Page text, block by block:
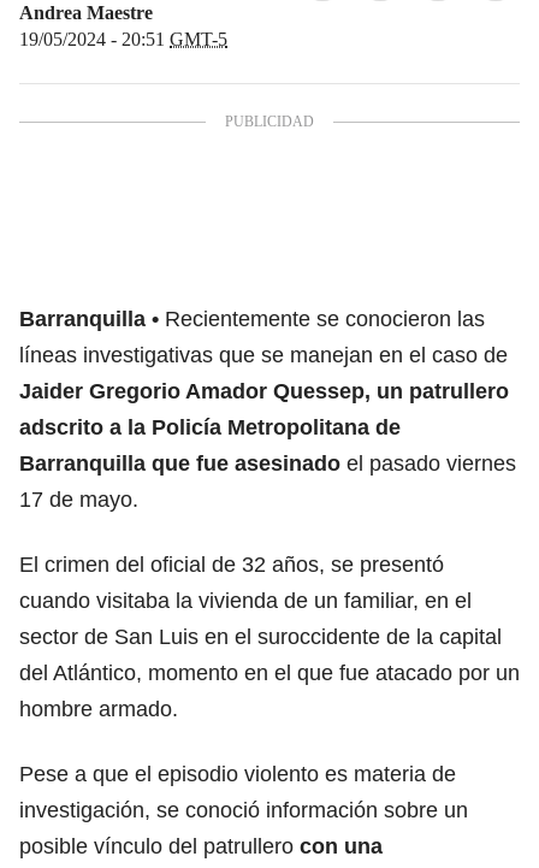
Andrea Maestre
19/05/2024 - 20:51 GMT-5
Barranquilla
Recientemente se conocieron las
líneas investigativas que se manejan en el caso de
Jaider Gregorio Amador Quessep, un patrullero
adscrito a la Policía Metropolitana de
Barranquilla que fue asesinado el pasado viernes
17 de mayo.
El crimen del oficial de 32 años, se presentó
cuando visitaba la vivienda de un familiar, en el
sector de San Luis en el suroccidente de la capital
del Atlántico, momento en el que fue atacado por un
hombre armado.
Pese a que el episodio violento es materia de
investigación, se conoció información sobre un
posible vínculo del patrullero con una